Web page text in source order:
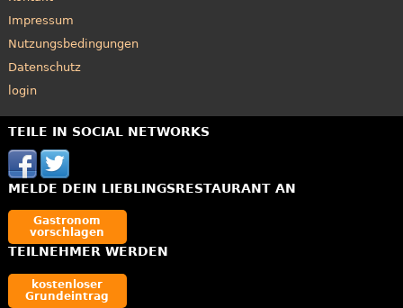
Impressum
Nutzungsbedingungen
Datenschutz
login
TEILE IN SOCIAL NETWORKS
MELDE DEIN LIEBLINGSRESTAURANT AN
Gastronom
vorschlagen
TEILNEHMER WERDEN
kostenloser
Grundeintrag